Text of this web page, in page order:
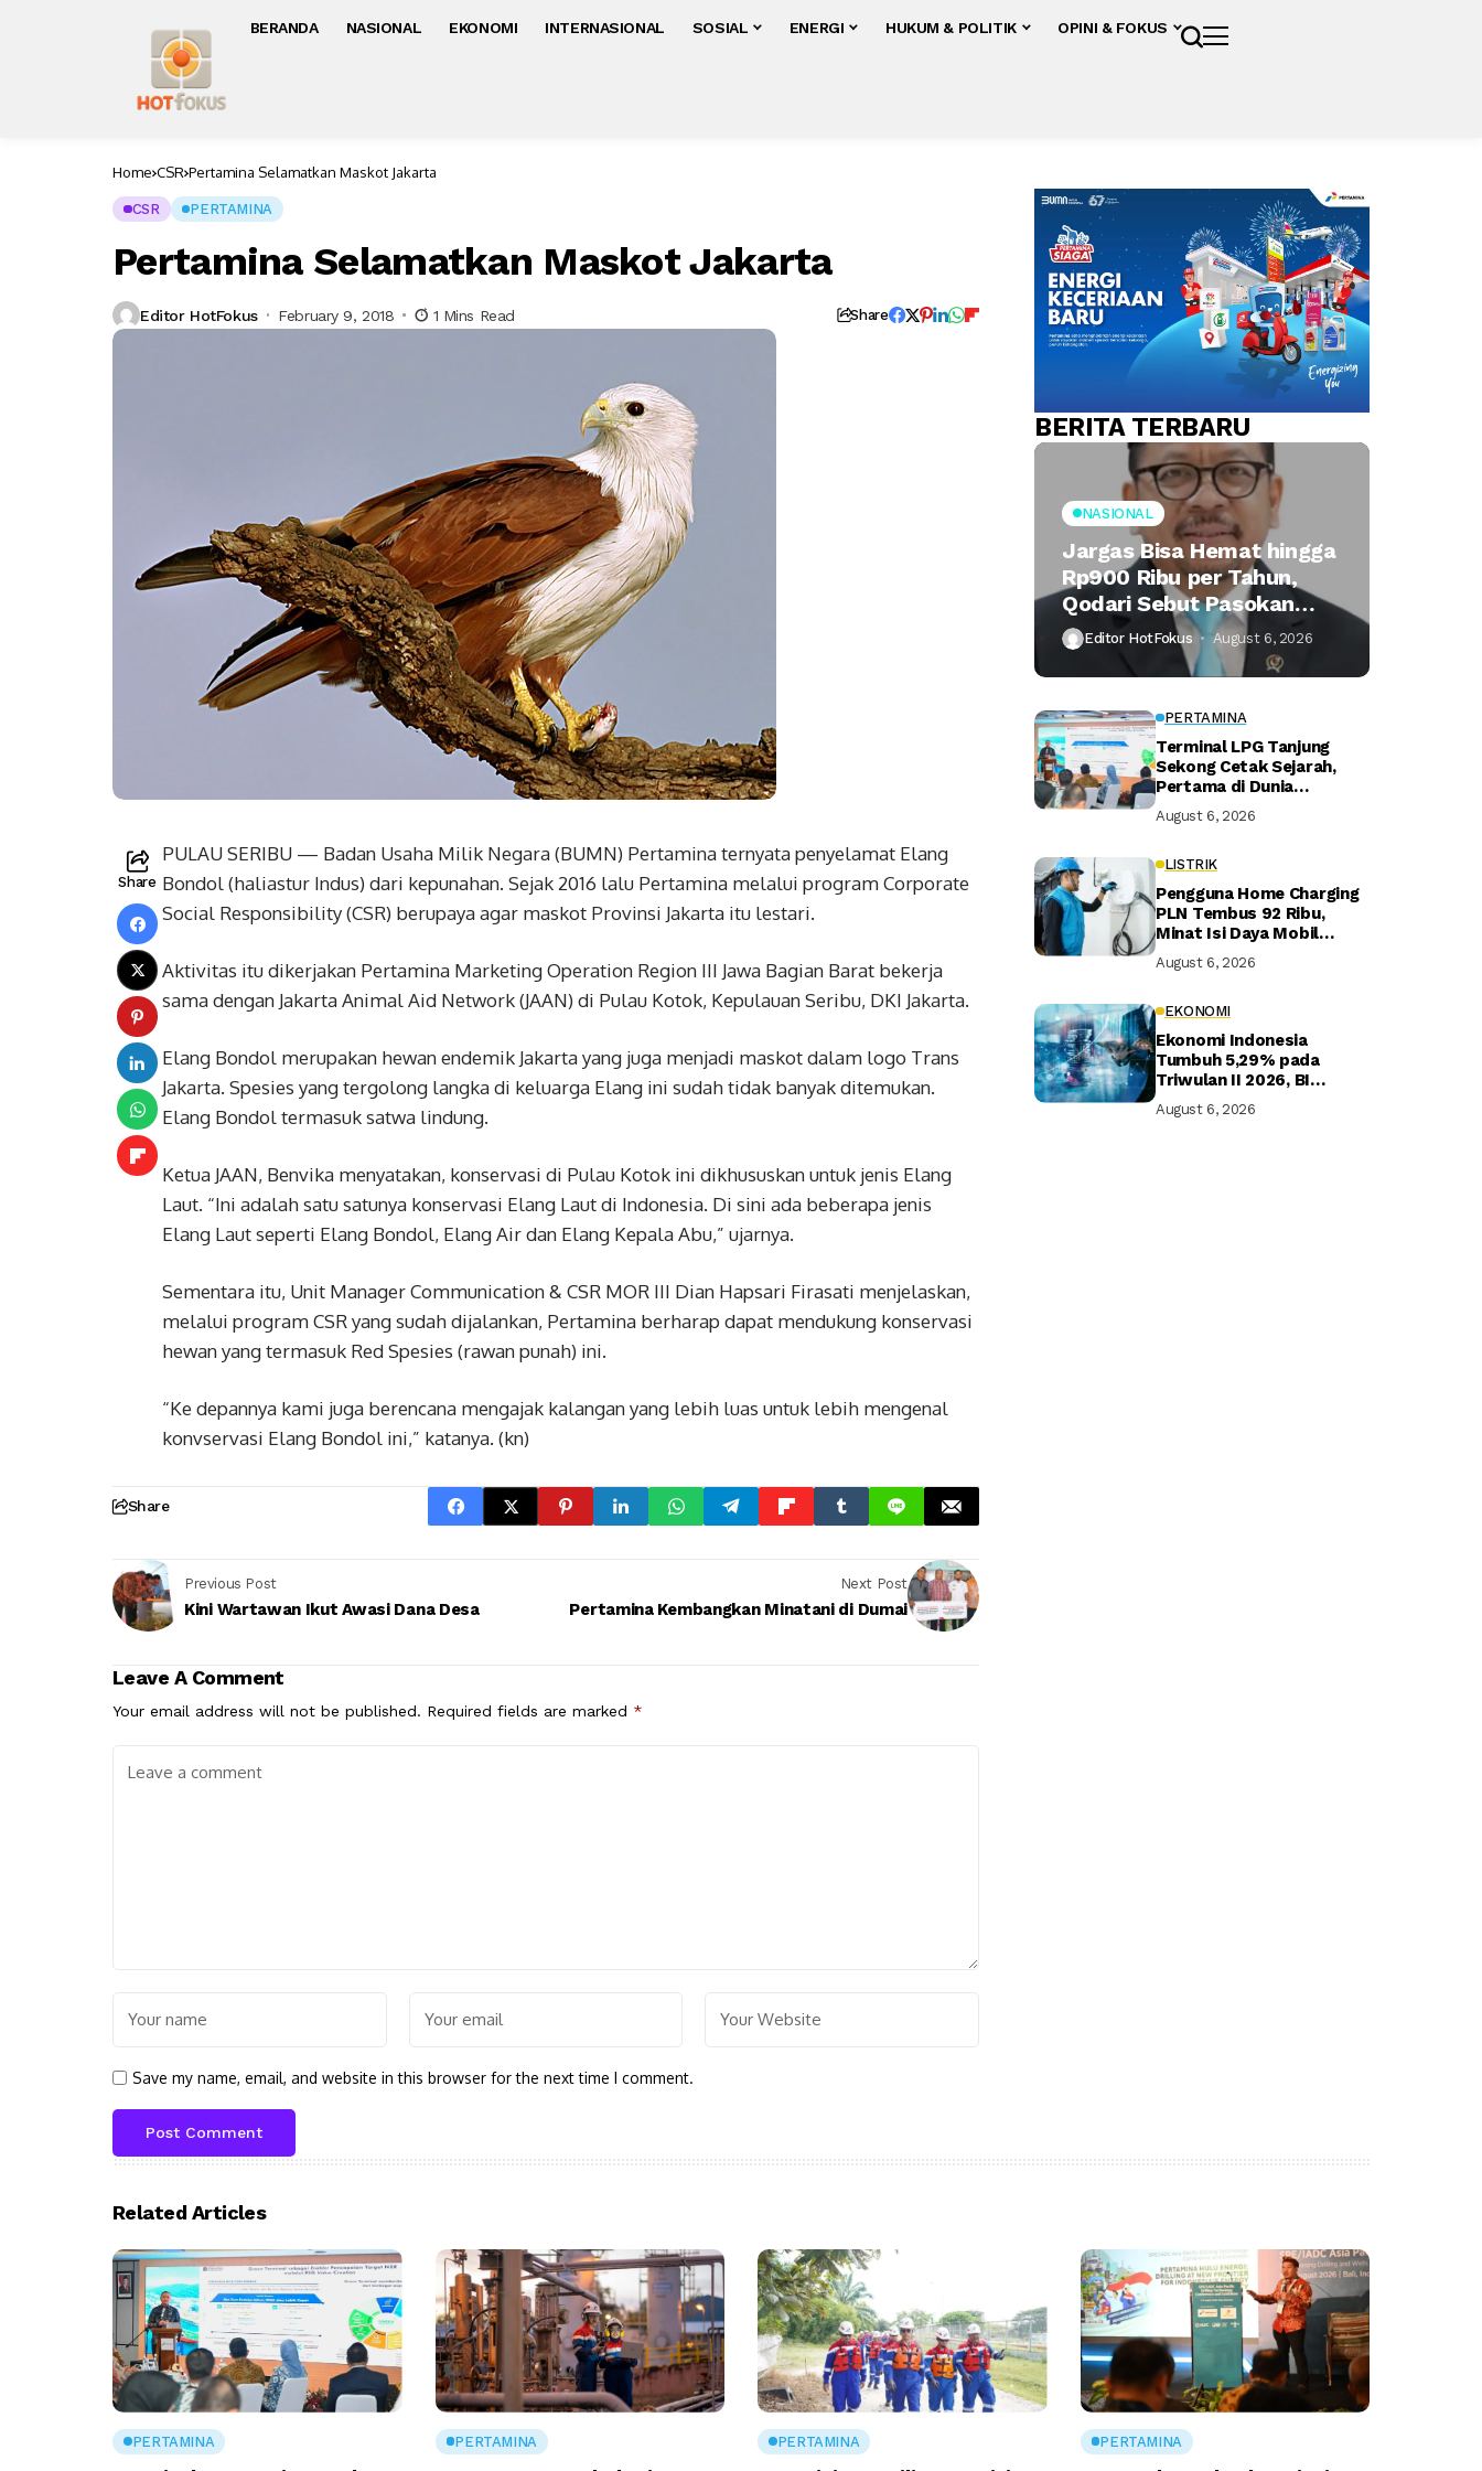
BERANDA NASIONAL EKONOMI INTERNASIONAL SOSIAL ENERGI HUKUM & POLITIK OPINI & FOKUS
Home CSR Pertamina Selamatkan Maskot Jakarta
CSR PERTAMINA
Pertamina Selamatkan Maskot Jakarta
Editor HotFokus February 9, 2018 1 Mins Read Share
Share
PULAU SERIBU — Badan Usaha Milik Negara (BUMN) Pertamina ternyata penyelamat Elang
Bondol (haliastur Indus) dari kepunahan. Sejak 2016 lalu Pertamina melalui program Corporate
Social Responsibility (CSR) berupaya agar maskot Provinsi Jakarta itu lestari.
Aktivitas itu dikerjakan Pertamina Marketing Operation Region III Jawa Bagian Barat bekerja
sama dengan Jakarta Animal Aid Network (JAAN) di Pulau Kotok, Kepulauan Seribu, DKI Jakarta.
Elang Bondol merupakan hewan endemik Jakarta yang juga menjadi maskot dalam logo Trans
Jakarta. Spesies yang tergolong langka di keluarga Elang ini sudah tidak banyak ditemukan.
Elang Bondol termasuk satwa lindung.
Ketua JAAN, Benvika menyatakan, konservasi di Pulau Kotok ini dikhususkan untuk jenis Elang
Laut. “Ini adalah satu satunya konservasi Elang Laut di Indonesia. Di sini ada beberapa jenis
Elang Laut seperti Elang Bondol, Elang Air dan Elang Kepala Abu,” ujarnya.
Sementara itu, Unit Manager Communication & CSR MOR III Dian Hapsari Firasati menjelaskan,
melalui program CSR yang sudah dijalankan, Pertamina berharap dapat mendukung konservasi
hewan yang termasuk Red Spesies (rawan punah) ini.
“Ke depannya kami juga berencana mengajak kalangan yang lebih luas untuk lebih mengenal
konvservasi Elang Bondol ini,” katanya. (kn)
Share
Previous Post
Kini Wartawan Ikut Awasi Dana Desa
Next Post
Pertamina Kembangkan Minatani di Dumai
Leave A Comment
Your email address will not be published. Required fields are marked *
Save my name, email, and website in this browser for the next time I comment.
BERITA TERBARU
NASIONAL
Jargas Bisa Hemat hingga
Rp900 Ribu per Tahun,
Qodari Sebut Pasokan
Lebih Praktis
Editor HotFokus August 6, 2026
PERTAMINA
Terminal LPG Tanjung
Sekong Cetak Sejarah,
Pertama di Dunia
Terminal
August 6, 2026
LISTRIK
Pengguna Home Charging
PLN Tembus 92 Ribu,
Minat Isi Daya Mobil
Naik
August 6, 2026
EKONOMI
Ekonomi Indonesia
Tumbuh 5,29% pada
Triwulan II 2026, BI
Tahunan Tercapai
August 6, 2026
Related Articles
PERTAMINA PERTAMINA PERTAMINA PERTAMINA